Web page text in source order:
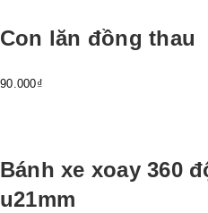
Con lăn đồng thau
90.000₫
Bánh xe xoay 360
u21mm